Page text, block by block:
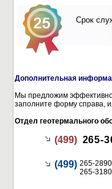
Срок
Дополнительная
Мы предложим
заполните форму справа,
Отдел геотермального
(499) 265-
(499) 265-2890
265-